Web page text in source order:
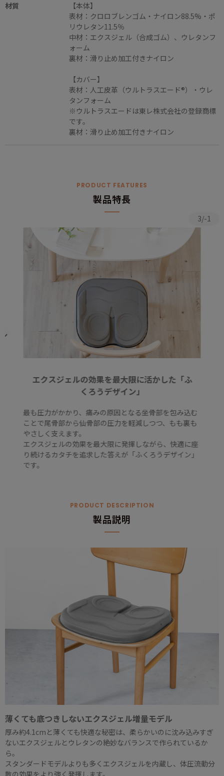
材質
【本体】
表材：クロロブレンゴム・ナイロン88.5%・ポ
リウレタン11.5％
中材：エクスジェル（合成ゴム）、ウレタンフ
ォーム
裏材：滑り止め加工付きナイロン
【カバー】
表材：人工皮革（ウルトラスエード®）・ウレ
タンフォーム
※ウルトラスエードは東レ株式会社の登録商標
です。
裏材：滑り止め加工付きナイロン
PRODUCT FEATURES
製品特長
エクスジェルの効果を最大限に活かした「ふ
くろうデザイン」
最も圧力がかかり、痛みの原因となる坐骨部を包み込む
ことで尾骨部から仙骨部の圧力を軽減しつつ、もも裏も
やさしく支えます。
エクスジェルの効果を最大限に発揮しながら、快適に座
り続けるカタチを追求した答えが「ふくろうデザイン」
です。
3/-1
PRODUCT DESCRIPTION
製品説明
薄くても底つきしないエクスジェル増量モデル
厚み約4.1cmと薄くても快適な秘密は、柔らかいのに沈み込みすぎ
ないエクスジェルとウレタンの絶妙なバランスで作られているか
ら。
スタンダードモデルよりも多くエクスジェルを内蔵し、体圧流動分
散の効果をより強く発揮します。